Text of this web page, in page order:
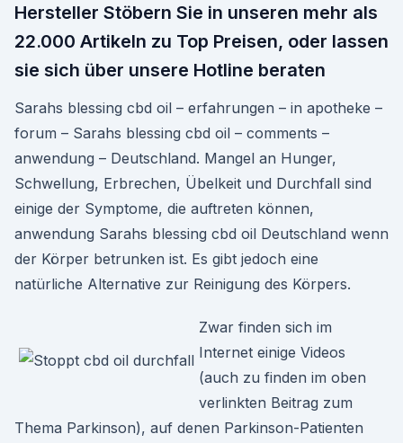
Hersteller Stöbern Sie in unseren mehr als
22.000 Artikeln zu Top Preisen, oder lassen
sie sich über unsere Hotline beraten
Sarahs blessing cbd oil – erfahrungen – in apotheke –
forum – Sarahs blessing cbd oil – comments –
anwendung – Deutschland. Mangel an Hunger,
Schwellung, Erbrechen, Übelkeit und Durchfall sind
einige der Symptome, die auftreten können,
anwendung Sarahs blessing cbd oil Deutschland wenn
der Körper betrunken ist. Es gibt jedoch eine
natürliche Alternative zur Reinigung des Körpers.
Zwar finden sich im
Internet einige Videos
(auch zu finden im oben
verlinkten Beitrag zum
Thema Parkinson), auf denen Parkinson-Patienten